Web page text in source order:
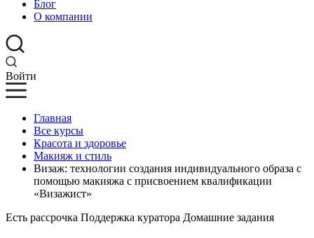
Блог
О компании
Войти
Главная
Все курсы
Красота и здоровье
Макияж и стиль
Визаж: технологии создания индивидуального образа с
помощью макияжа с присвоением квалификации
«Визажист»
Есть рассрочка Поддержка куратора Домашние задания